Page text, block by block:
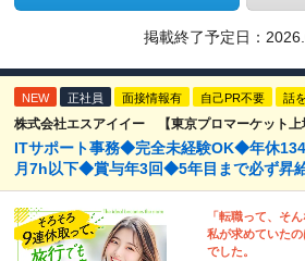
掲載終了予定日：
NEW 正社員 面接情報有 自己PR不要 話
株式会社エスアイイー 【東京プロマーケット上
ITサポート事務◆完全未経験OK◆年休
月7h以下◆賞与年3回◆5年目まで必ず昇
「転職って、そ
私が求めていた
でした。